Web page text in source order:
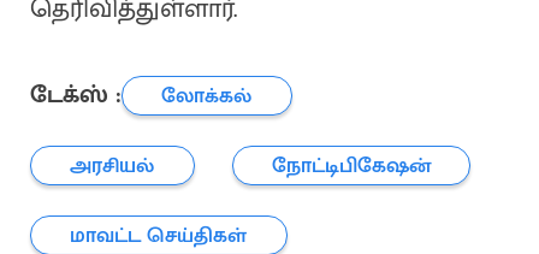
தெரிவித்துள்ளார்.
டேக்ஸ் :
லோக்கல்
அரசியல்
நோட்டிபிகேஷன்
மாவட்ட செய்திகள்